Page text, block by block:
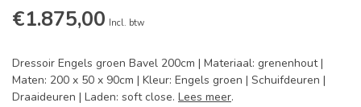
€1.875,00 Incl. btw
Dressoir Engels groen Bavel 200cm | Materiaal: grenenhout |
Maten: 200 x 50 x 90cm | Kleur: Engels groen | Schuifdeuren |
Draaideuren | Laden: soft close. Lees meer.